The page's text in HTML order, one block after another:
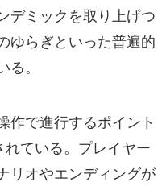
デミックを取り上げつ
ゆらぎといった普遍的
。
作で進行するポイント
ている。プレイヤー
リオやエンディングが